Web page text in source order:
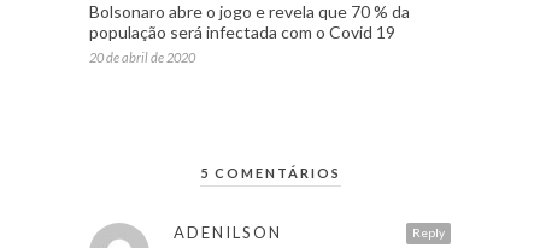
Bolsonaro abre o jogo e revela que 70 % da
população será infectada com o Covid 19
20 de abril de 2020
5 COMENTÁRIOS
Reply
ADENILSON